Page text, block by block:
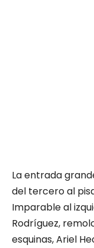
La entrada
del tercero al
Imparable al
Rodríguez,
esquinas, Ariel